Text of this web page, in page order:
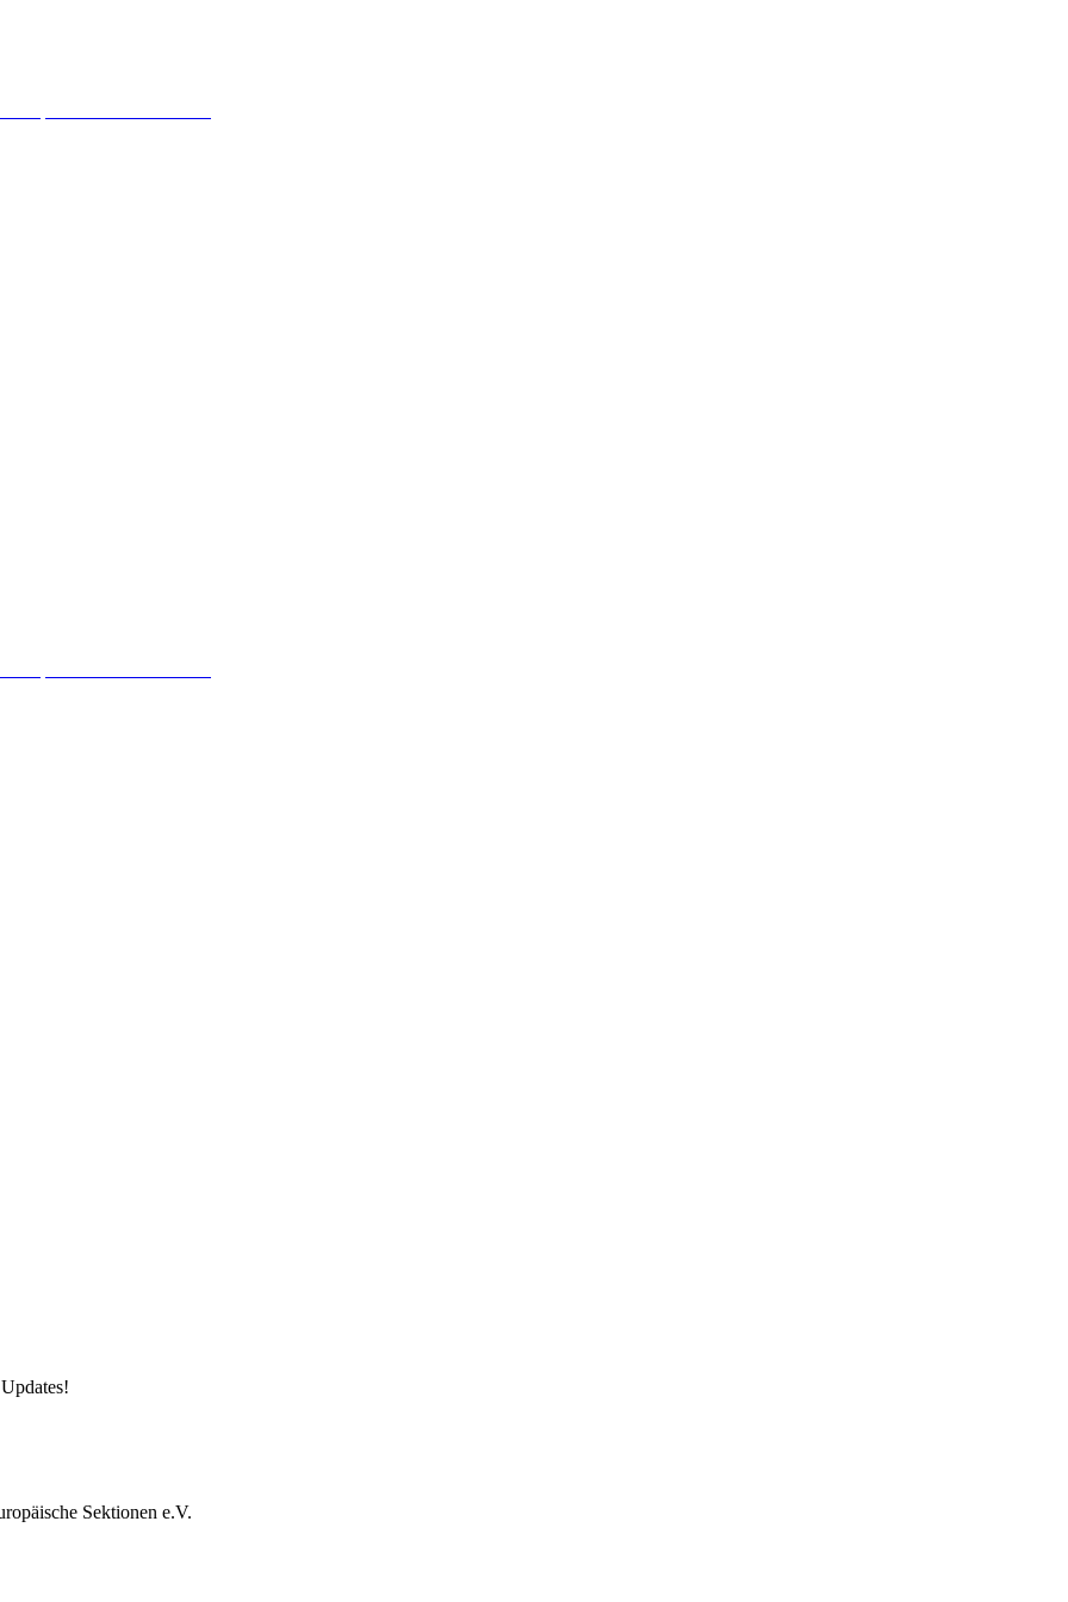
Sektionen e.V.